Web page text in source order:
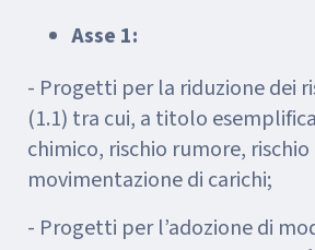
Asse 1:
- Progetti per la riduzione dei
(1.1) tra cui, a titolo
chimico, rischio rumore,
movimentazione di carichi;
- Progetti per l’adozione di